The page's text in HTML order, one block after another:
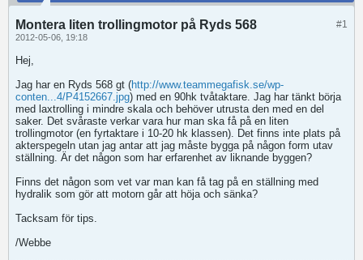
#1
Montera liten trollingmotor på Ryds 568
2012-05-06, 19:18
Hej,
Jag har en Ryds 568 gt (http://www.teammegafisk.se/wp-
conten...4/P4152667.jpg) med en 90hk tvåtaktare. Jag har tänkt börja
med laxtrolling i mindre skala och behöver utrusta den med en del
saker. Det svåraste verkar vara hur man ska få på en liten
trollingmotor (en fyrtaktare i 10-20 hk klassen). Det finns inte plats på
akterspegeln utan jag antar att jag måste bygga på någon form utav
ställning. Är det någon som har erfarenhet av liknande byggen?
Finns det någon som vet var man kan få tag på en ställning med
hydralik som gör att motorn går att höja och sänka?
Tacksam för tips.
/Webbe